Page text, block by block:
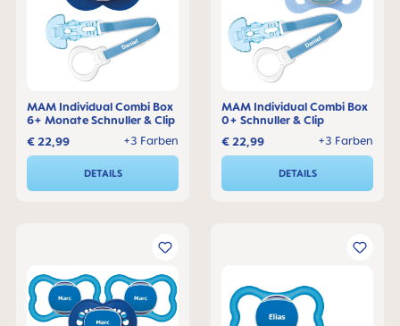
MAM Individual Combi Box
6+ Monate Schnuller & Clip
+3 Farben
€ 22,99
DETAILS
MAM Individual Combi Box
0+ Schnuller & Clip
+3 Farben
€ 22,99
DETAILS